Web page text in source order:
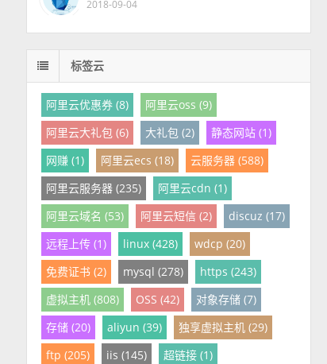
2018-09-04
标签云
阿里云优惠券 (8)
阿里云oss (9)
阿里云大礼包 (6)
大礼包 (2)
静态网站 (1)
网赚 (1)
阿里云ecs (18)
云服务器 (588)
阿里云服务器 (235)
阿里云cdn (1)
阿里云域名 (53)
阿里云短信 (2)
discuz (17)
远程上传 (1)
linux (428)
wdcp (20)
免费证书 (2)
mysql (278)
https (243)
虚拟主机 (808)
OSS (42)
对象存储 (7)
存储 (20)
aliyun (39)
独享虚拟主机 (29)
ftp (205)
iis (145) 超链接 (1)